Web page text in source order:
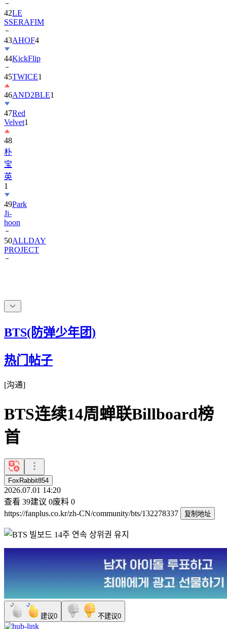
42LE
SSERAFIM
43AHOF4
44KickFlip
45TWICE1
46AND2BLE1
47Red
Velvet1
48
朴
宝
英
1
49Park
Ji-
hoon
50ALLDAY
PROJECT
BTS(防弹少年团)
热门帖子
[沟通]
BTS连续14周蝉联Billboard榜
首
FoxRabbit854
2026.07.01 14:20
查看 39建议 0废料 0
https://fanplus.co.kr/zh-CN/community/bts/132278337
复制地址
建议0 不建议0